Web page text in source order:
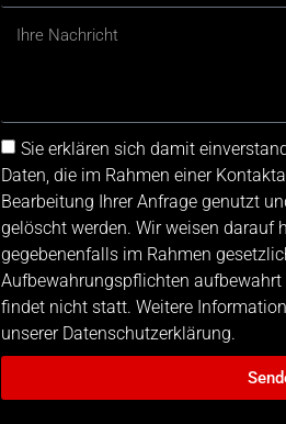
Sie erklären sich damit
Daten, die im Rahmen einer
Bearbeitung Ihrer Anfrage genutzt
gelöscht werden. Wir weisen darauf
gegebenenfalls im Rahmen
Aufbewahrungspflichten aufbewahrt
findet nicht statt. Weitere
unserer Datenschutzerklärung.